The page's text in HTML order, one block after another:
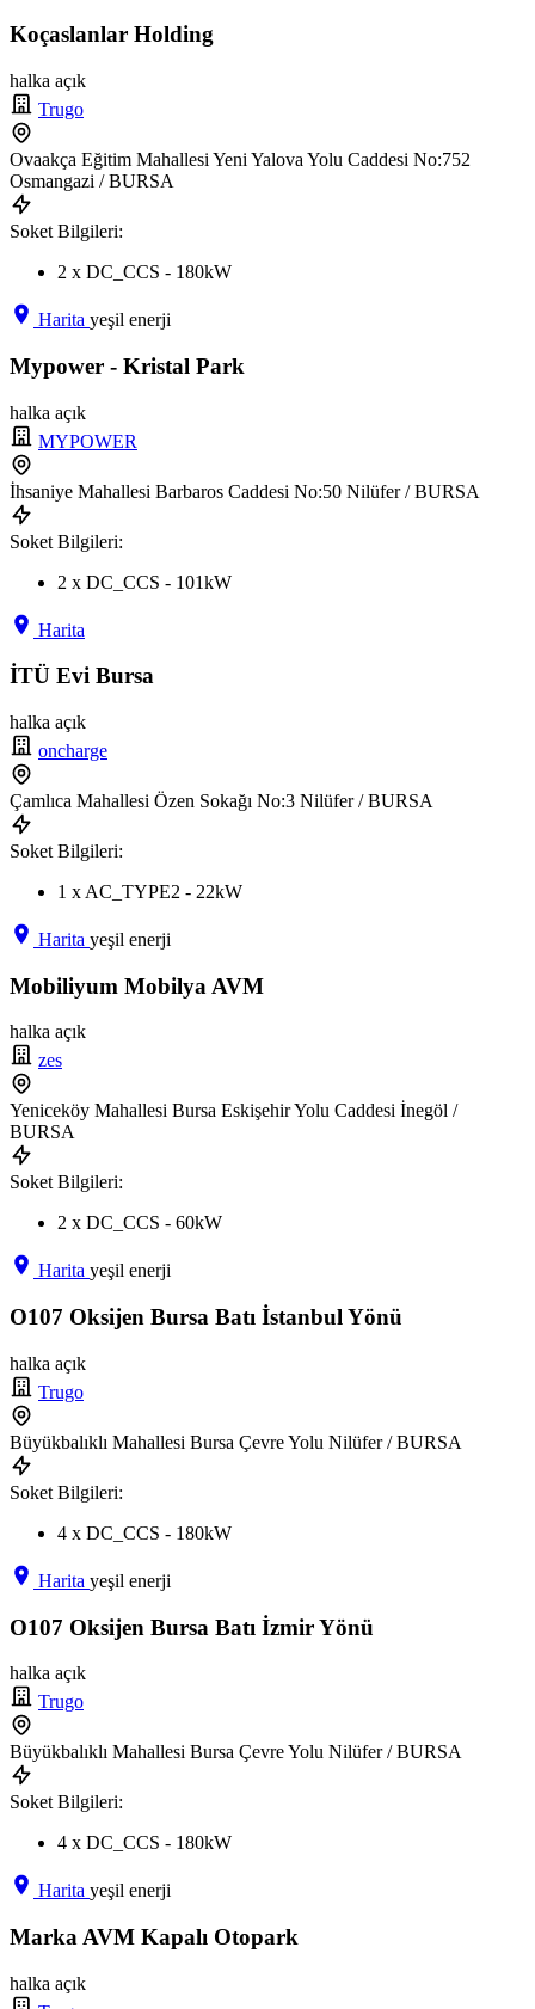
Koçaslanlar Holding
halka açık
Trugo
Ovaakça Eğitim Mahallesi Yeni Yalova Yolu Caddesi No:752
Osmangazi / BURSA
Soket Bilgileri:
2 x DC_CCS - 180kW
Harita yeşil enerji
Mypower - Kristal Park
halka açık
MYPOWER
İhsaniye Mahallesi Barbaros Caddesi No:50 Nilüfer / BURSA
Soket Bilgileri:
2 x DC_CCS - 101kW
Harita
İTÜ Evi Bursa
halka açık
oncharge
Çamlıca Mahallesi Özen Sokağı No:3 Nilüfer / BURSA
Soket Bilgileri:
1 x AC_TYPE2 - 22kW
Harita yeşil enerji
Mobiliyum Mobilya AVM
halka açık
zes
Yeniceköy Mahallesi Bursa Eskişehir Yolu Caddesi İnegöl /
BURSA
Soket Bilgileri:
2 x DC_CCS - 60kW
Harita yeşil enerji
O107 Oksijen Bursa Batı İstanbul Yönü
halka açık
Trugo
Büyükbalıklı Mahallesi Bursa Çevre Yolu Nilüfer / BURSA
Soket Bilgileri:
4 x DC_CCS - 180kW
Harita yeşil enerji
O107 Oksijen Bursa Batı İzmir Yönü
halka açık
Trugo
Büyükbalıklı Mahallesi Bursa Çevre Yolu Nilüfer / BURSA
Soket Bilgileri:
4 x DC_CCS - 180kW
Harita yeşil enerji
Marka AVM Kapalı Otopark
halka açık